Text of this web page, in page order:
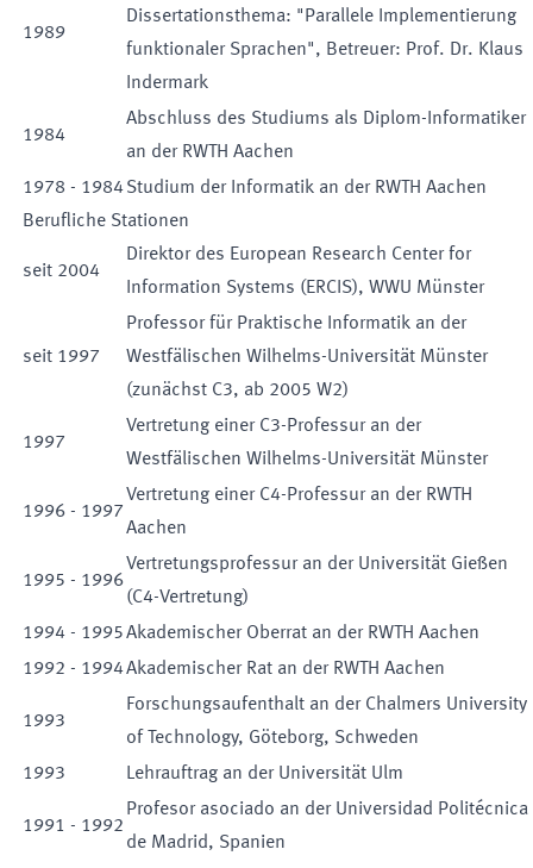
1989
Dissertationsthema: "Parallele Implementierung
funktionaler Sprachen", Betreuer: Prof. Dr. Klaus
Indermark
1984
Abschluss des Studiums als Diplom-Informatiker
an der RWTH Aachen
1978 - 1984Studium der Informatik an der RWTH Aachen
Berufliche Stationen
seit 2004
Direktor des European Research Center for
Information Systems (ERCIS), WWU Münster
seit 1997
Professor für Praktische Informatik an der
Westfälischen Wilhelms-Universität Münster
(zunächst C3, ab 2005 W2)
1997
Vertretung einer C3-Professur an der
Westfälischen Wilhelms-Universität Münster
1996 - 1997
Vertretung einer C4-Professur an der RWTH
Aachen
1995 - 1996
Vertretungsprofessur an der Universität Gießen
(C4-Vertretung)
1994 - 1995Akademischer Oberrat an der RWTH Aachen
1992 - 1994Akademischer Rat an der RWTH Aachen
1993
Forschungsaufenthalt an der Chalmers University
of Technology, Göteborg, Schweden
1993
Lehrauftrag an der Universität Ulm
1991 - 1992
Profesor asociado an der Universidad Politécnica
de Madrid, Spanien